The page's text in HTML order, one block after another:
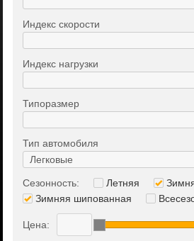
Индекс скорости
Индекс нагрузки
Типоразмер
Тип автомобиля
Сезонность: Летняя
Зимняя шипованная
Цена: